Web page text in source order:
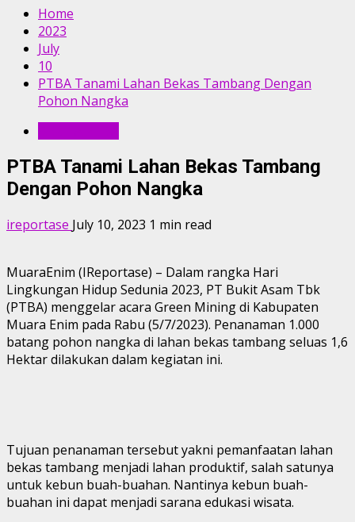
Home
2023
July
10
PTBA Tanami Lahan Bekas Tambang Dengan
Pohon Nangka
PTBA Tanami Lahan Bekas Tambang
Dengan Pohon Nangka
ireportase July 10, 2023 1 min read
MuaraEnim (IReportase) – Dalam rangka Hari
Lingkungan Hidup Sedunia 2023, PT Bukit Asam Tbk
(PTBA) menggelar acara Green Mining di Kabupaten
Muara Enim pada Rabu (5/7/2023). Penanaman 1.000
batang pohon nangka di lahan bekas tambang seluas 1,6
Hektar dilakukan dalam kegiatan ini.
Tujuan penanaman tersebut yakni pemanfaatan lahan
bekas tambang menjadi lahan produktif, salah satunya
untuk kebun buah-buahan. Nantinya kebun buah-
buahan ini dapat menjadi sarana edukasi wisata.